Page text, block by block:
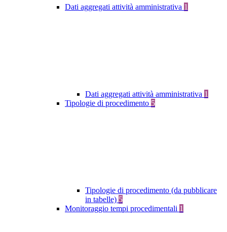
Dati aggregati attività amministrativa 1
Dati aggregati attività amministrativa 1
Tipologie di procedimento 5
Tipologie di procedimento (da pubblicare
in tabelle) 5
Monitoraggio tempi procedimentali 1